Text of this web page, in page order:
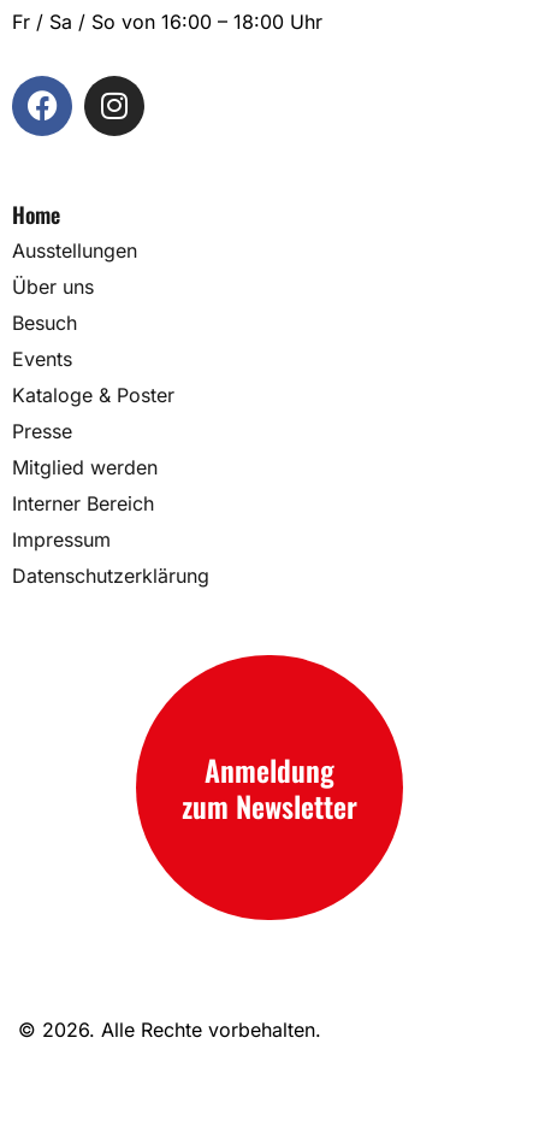
Fr / Sa / So von 16:00 – 18:00 Uhr
Home
Ausstellungen
Über uns
Besuch
Events
Kataloge & Poster
Presse
Mitglied werden
Interner Bereich
Impressum
Datenschutzerklärung
Anmeldung
zum Newsletter
© 2026. Alle Rechte vorbehalten.